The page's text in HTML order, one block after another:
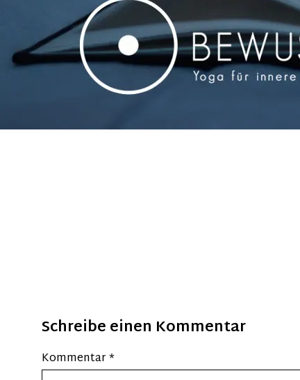
Schreibe einen Kommentar
Kommentar*